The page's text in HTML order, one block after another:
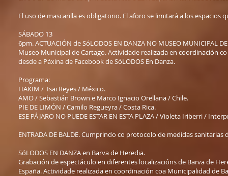
El uso de mascarilla es obligatorio. El aforo se limitará a los espacios
SÁBADO 13
6pm. ACTUACIÓN de SóLODOS EN DANZA NO MUSEO MUNICIPAL
Museo Municipal de Cartago. Actividade realizada en coordinación
desde a Páxina de Facebook de SóLODOS En Danza.
Programa:
HAKIM / Isai Reyes / México.
AMO / Sebastián Brown e Marco Ignacio Orellana / Chile.
PIE DE LIMÓN / Camilo Regueyra / Costa Rica.
ESE PÁJARO NO PUEDE ESTAR EN ESTA PLAZA / Violeta Iriberri /
ENTRADA DE BALDE. Cumprindo co protocolo de medidas
SóLODOS EN DANZA en Barva de Heredia.
Grabación de espectáculo en diferentes localizacións de Barva de
España. Actividade realizada en coordinación coa Municipalidad de